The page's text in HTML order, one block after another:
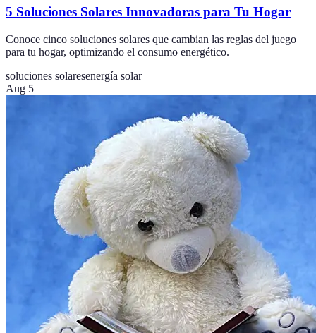
5 Soluciones Solares Innovadoras para Tu Hogar
Conoce cinco soluciones solares que cambian las reglas del juego
para tu hogar, optimizando el consumo energético.
soluciones solaresenergía solar
Aug 5